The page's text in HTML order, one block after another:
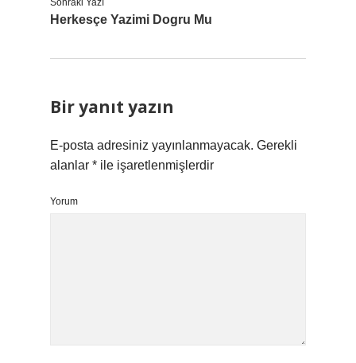
Sonraki Yazı
Herkesçe Yazimi Dogru Mu
Bir yanıt yazın
E-posta adresiniz yayınlanmayacak. Gerekli
alanlar * ile işaretlenmişlerdir
Yorum